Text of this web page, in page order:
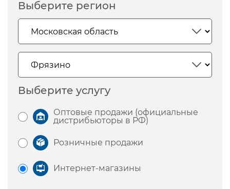
Выберите регион
Выберите услугу
Оптовые продажи (официальные
дистрибьюторы в РФ)
Розничные продажи
Интернет-магазины